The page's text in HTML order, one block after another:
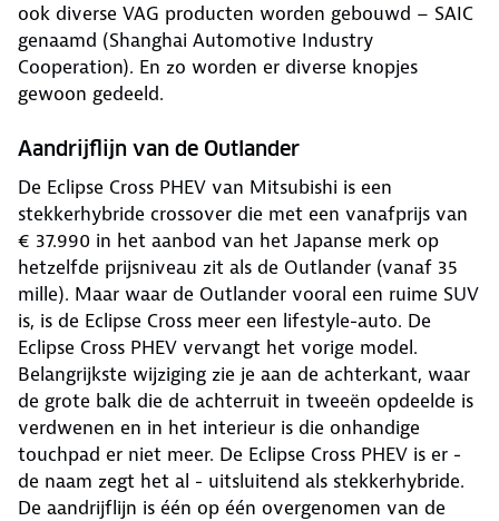
ook diverse VAG producten worden gebouwd – SAIC
genaamd (Shanghai Automotive Industry
Cooperation). En zo worden er diverse knopjes
gewoon gedeeld.
Aandrijflijn van de Outlander
De Eclipse Cross PHEV van Mitsubishi is een
stekkerhybride crossover die met een vanafprijs van
€ 37.990 in het aanbod van het Japanse merk op
hetzelfde prijsniveau zit als de Outlander (vanaf 35
mille). Maar waar de Outlander vooral een ruime SUV
is, is de Eclipse Cross meer een lifestyle-auto. De
Eclipse Cross PHEV vervangt het vorige model.
Belangrijkste wijziging zie je aan de achterkant, waar
de grote balk die de achterruit in tweeën opdeelde is
verdwenen en in het interieur is die onhandige
touchpad er niet meer. De Eclipse Cross PHEV is er -
de naam zegt het al - uitsluitend als stekkerhybride.
De aandrijflijn is één op één overgenomen van de